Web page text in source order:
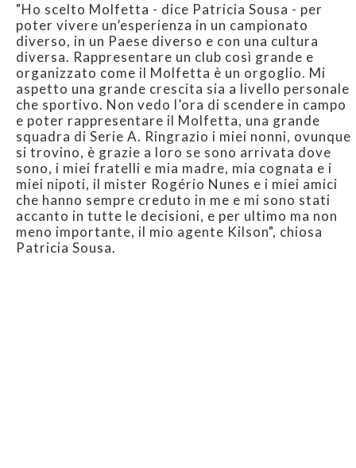
"Ho scelto Molfetta - dice Patricia Sousa - per
poter vivere un’esperienza in un campionato
diverso, in un Paese diverso e con una cultura
diversa. Rappresentare un club così grande e
organizzato come il Molfetta è un orgoglio. Mi
aspetto una grande crescita sia a livello personale
che sportivo. Non vedo l’ora di scendere in campo
e poter rappresentare il Molfetta, una grande
squadra di Serie A. Ringrazio i miei nonni, ovunque
si trovino, è grazie a loro se sono arrivata dove
sono, i miei fratelli e mia madre, mia cognata e i
miei nipoti, il mister Rogério Nunes e i miei amici
che hanno sempre creduto in me e mi sono stati
accanto in tutte le decisioni, e per ultimo ma non
meno importante, il mio agente Kilson", chiosa
Patricia Sousa.